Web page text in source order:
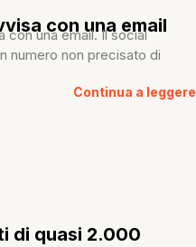
con una email
con una email. Il social
numero non precisato di
Continua a leggere
di quasi 2.000